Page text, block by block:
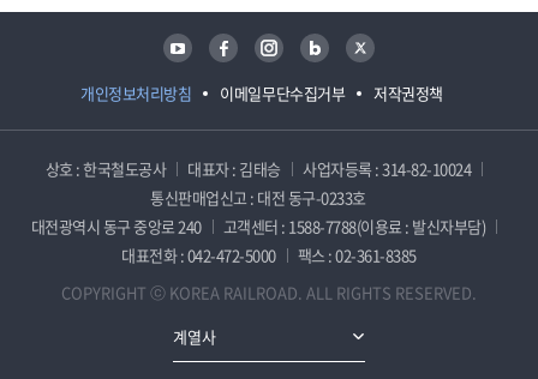
개인정보처리방침 이메일무단수집거부 저작권정책
유튜브 페이스북 인스타그램 블로그 트위터
상호 : 한국철도공사 대표자 : 김태승
사업자등록 : 314-82-10024
통신판매업신고 : 대전 동구-0233호
대전광역시 동구 중앙로 240
고객센터 : 1588-7788(이용료 : 발신자부담)
대표전화 : 042-472-5000
팩스 : 02-361-8385
COPYRIGHT ⓒ KOREA RAILROAD. ALL RIGHTS RESERVED.
계열사